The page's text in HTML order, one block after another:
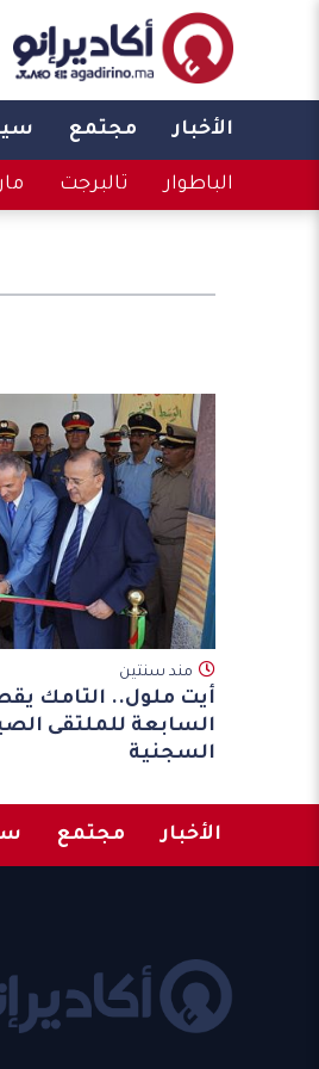
الأخبار مجتمع
الباطوار تالبرجت
مند سنتين
أيت ملول.. التامك
السابعة للملتقى
السجنية
الأخبار مجتمع